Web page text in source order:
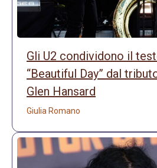
Gli U2 condividono il
“Beautiful Day” dal
Glen Hansard
Giulia Romano